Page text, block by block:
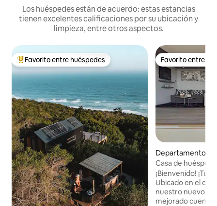
Los huéspedes están de acuerdo: estas estancias
tienen excelentes calificaciones por su ubicación y
limpieza, entre otros aspectos.
De los mejores en Favorito entre huéspedes
Favorito entre huéspedes Favorito entre
Favorito entre
Departamento en
y
Casa de
¡Bienvenido! ¡Tu
Ubicado en el
nuestro nuevo y
mejorado cuenta